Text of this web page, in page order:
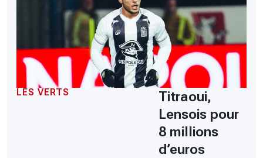
LES VERTS
Titraoui,
Lensois pour
8 millions
d’euros